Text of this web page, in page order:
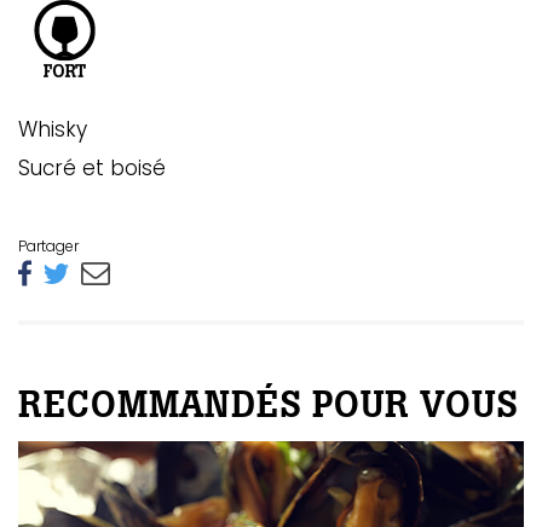
Whisky
Sucré et boisé
Partager
RECOMMANDÉS POUR VOUS